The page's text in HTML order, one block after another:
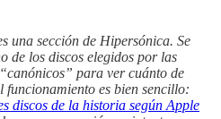
una sección de Hipersónica. Se
de los discos elegidos por las
para ver cuánto de
funcionamiento es bien sencillo:
discos de la historia según Apple